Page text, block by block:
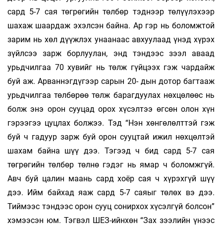
сард 5-7 сая төгрөгийн төлбөр тэднээр төлүүлэхээр
шахаж шаардаж эхэлсэн байна. Ар гэр нь боломжтой
зарим нь хөл дүүжлэх унаанаас авхуулаад үнэд хүрэх
зүйлсээ зарж борлуулан, энд тэндээс зээл аваад
урьдчилгаа 70 хувийг нь төлж гүйцээх гэж чардайж
буй аж. Арваннэгдүгээр сарын 20- дын дотор багтааж
урьдчилгаа төлбөрөө төлж барагдуулах нөхцөлөөс нь
болж энэ орон сууцад орох хүсэлтээ өгсөн олон хүн
гэрээгээ цуцлах болжээ. Тэд “Нэн хөнгөлөлттэй гэж
буй ч гадуур зарж буй орон сууцтай ижил нөхцөлтэй
шахам байна шүү дээ. Тэгээд ч бид сард 5-7 сая
төгрөгийн төлбөр төлнө гэдэг нь ямар ч боломжгүй.
Авч буй цалин маань сард хоёр сая ч хүрэхгүй шүү
дээ. Ийм байхад яаж сард 5-7 саяыг төлөх вэ дээ.
Тиймээс тэндээс орон сууц сонирхох хүсэлгүй болсон”
хэмээсэн юм. Тэгвэл ШЕЗ-ийнхөн “Зах зээлийн үнээс